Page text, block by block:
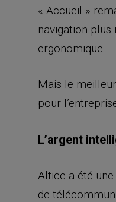
« Accueil »
navigation plus
ergonomique.
Mais le
pour
L’argent
Altice a été
de